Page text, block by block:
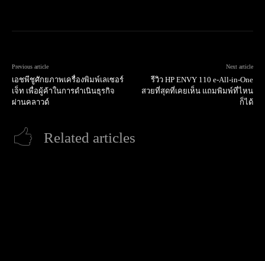
Previous article
เอชพีชูศักยภาพเครื่องพิมพ์เลเซอร์
เจ็ท เพื่อผู้ค้าในการดำเนินธุรกิจ
ผ่านคลาวด์
Next article
รีวิว HP ENVY 110 e-All-in-One
สวยที่สุดที่เคยเห็น แถมพิมพ์ที่ไหน
ก็ได้
Related articles